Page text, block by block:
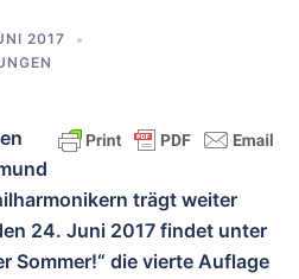
2017
trägt weiter
24. Juni 2017 findet unter
Sommer!“ die vierte Auflage